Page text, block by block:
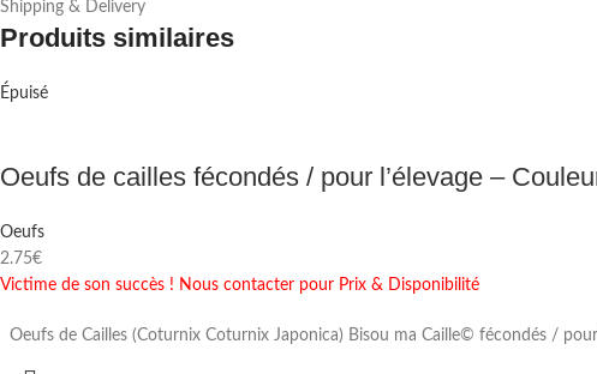
Shipping & Delivery
Produits similaires
Épuisé
Oeufs de cailles fécondés / pour l’élevage –
Oeufs
2.75€
Victime de son succès ! Nous contacter pour Prix & Disponibilité
Oeufs de Cailles (Coturnix Coturnix Japonica) Bisou ma Caille© fécondés /